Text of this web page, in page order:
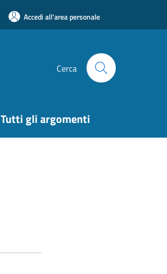
Accedi all'area personale
Cerca
Tutti gli argomenti